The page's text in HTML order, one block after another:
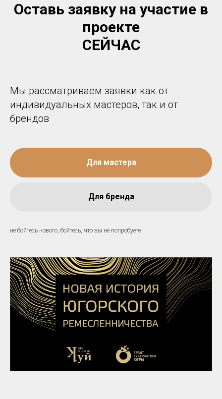
Оставь заявку на участие в
проекте
СЕЙЧАС
Мы рассматриваем заявки как от
индивидуальных мастеров, так и от
брендов
Для мастера
Для бренда
не бойтесь нового, бойтесь, что вы не попробуете